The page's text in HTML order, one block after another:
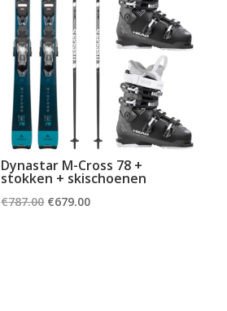
Dynastar M-Cross 78 +
stokken + skischoenen
€787.00 Oorspronkelijke
€679.00Huidige